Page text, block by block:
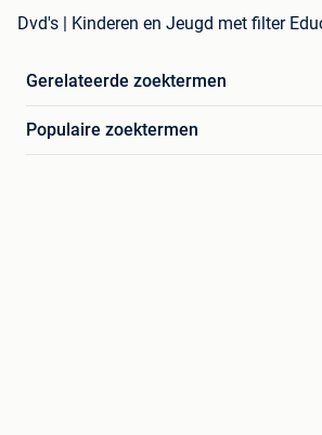
Dvd's | Kinderen en Jeugd met filter
Gerelateerde zoektermen
Populaire zoektermen